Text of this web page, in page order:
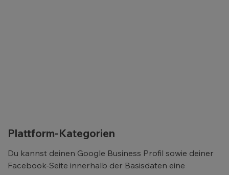
Plattform-Kategorien
Du kannst deinen Google Business Profil sowie deiner
Facebook-Seite innerhalb der Basisdaten eine